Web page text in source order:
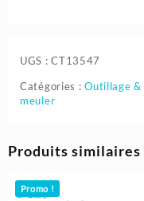
UGS :CT13547
Catégories :Outillage
meuler
Produits similaires
Promo !